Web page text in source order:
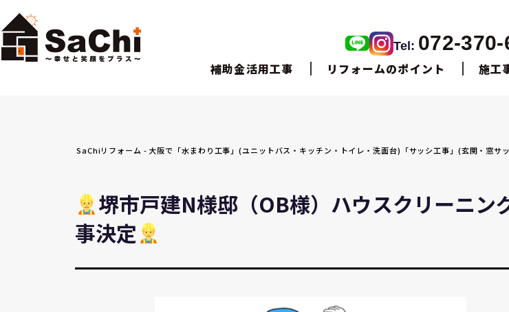
Tel: 072-370-
補助金活用工事 リフォームのポイント 施工
SaChiリフォーム - 大阪で「水まわり工事」(ユニットバス・キッチン・トイレ・洗面台)「サッシ工事」(玄関・窓サ
堺市戸建N様邸（OB様）ハウスクリーニン
事決定